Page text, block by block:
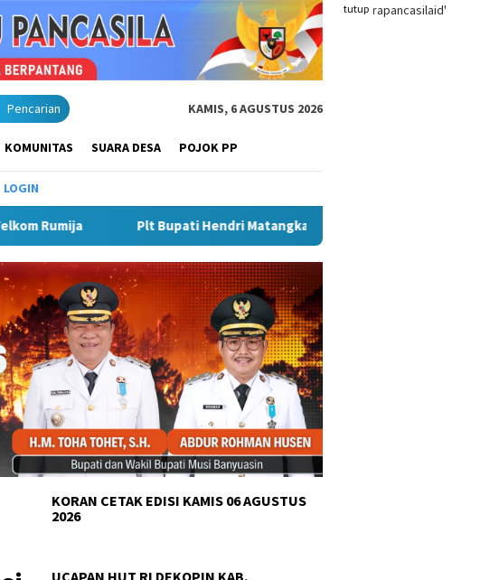
tutup
Pencarian KAMIS, 6 AGUSTUS 2026
KOMUNITAS SUARA DESA POJOK PP
LOGIN
Hendri Matangkan Gebyar Semarak Merah Putih, Siapkan Event Besar
KORAN CETAK EDISI KAMIS 06 AGUSTUS
2026